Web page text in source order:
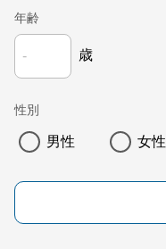
年齢
歳
性別
男性 女性